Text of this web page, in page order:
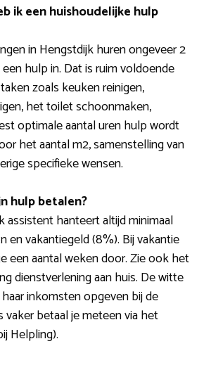
ik een huishoudelijke hulp
in Hengstdijk huren ongeveer 2
hulp in. Dat is ruim voldoende
zoals keuken reinigen,
het toilet schoonmaken,
optimale aantal uren hulp wordt
het aantal m2, samenstelling van
specifieke wensen.
hulp betalen?
assistent hanteert altijd minimaal
en vakantiegeld (8%). Bij vakantie
een aantal weken door. Zie ook het
dienstverlening aan huis. De witte
inkomsten opgeven bij de
vaker betaal je meteen via het
Helpling).